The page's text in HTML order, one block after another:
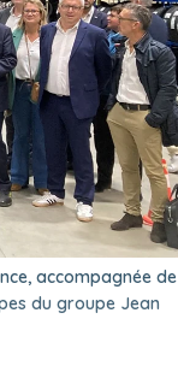
accompagnée de
du groupe Jean